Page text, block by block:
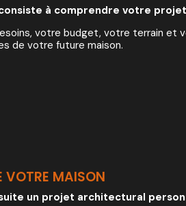
à comprendrevotre
votre budget, votre terrain et
de votre future maison.
VOTRE MAISON
un projet architectural